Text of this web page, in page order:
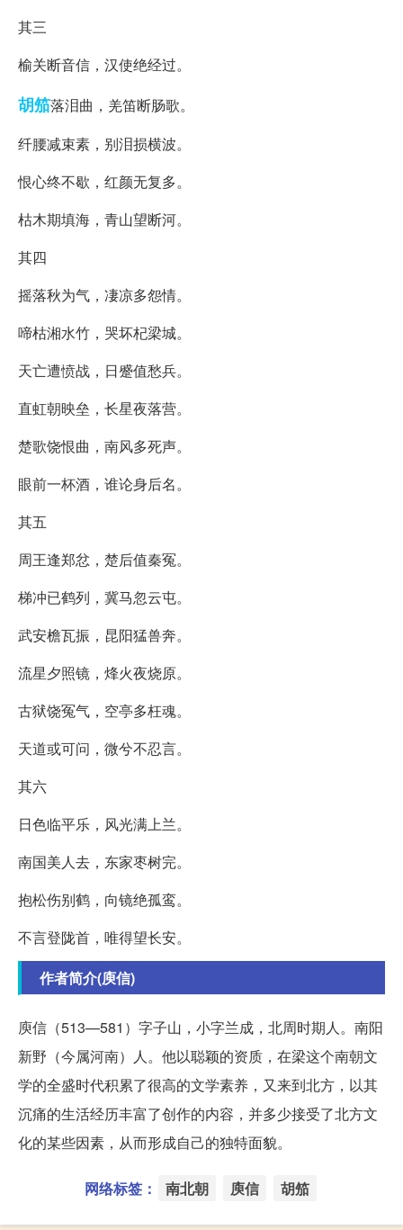
其三
榆关断音信，汉使绝经过。
胡笳落泪曲，羌笛断肠歌。
纤腰减束素，别泪损横波。
恨心终不歇，红颜无复多。
枯木期填海，青山望断河。
其四
摇落秋为气，凄凉多怨情。
啼枯湘水竹，哭坏杞梁城。
天亡遭愤战，日蹙值愁兵。
直虹朝映垒，长星夜落营。
楚歌饶恨曲，南风多死声。
眼前一杯酒，谁论身后名。
其五
周王逢郑忿，楚后值秦冤。
梯冲已鹤列，冀马忽云屯。
武安檐瓦振，昆阳猛兽奔。
流星夕照镜，烽火夜烧原。
古狱饶冤气，空亭多枉魂。
天道或可问，微兮不忍言。
其六
日色临平乐，风光满上兰。
南国美人去，东家枣树完。
抱松伤别鹤，向镜绝孤鸾。
不言登陇首，唯得望长安。
作者简介(庾信)
庾信（513—581）字子山，小字兰成，北周时期人。南阳
新野（今属河南）人。他以聪颖的资质，在梁这个南朝文
学的全盛时代积累了很高的文学素养，又来到北方，以其
沉痛的生活经历丰富了创作的内容，并多少接受了北方文
化的某些因素，从而形成自己的独特面貌。
网络标签： 南北朝 庾信 胡笳